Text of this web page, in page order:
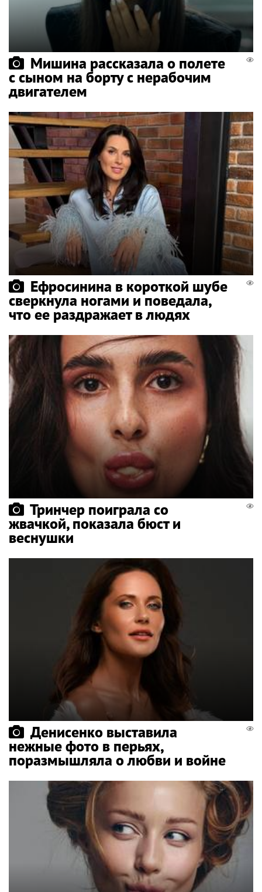
Мишина рассказала о полете
с сыном на борту с нерабочим
двигателем
Ефросинина в короткой шубе
сверкнула ногами и поведала,
что ее раздражает в людях
Тринчер поиграла со
жвачкой, показала бюст и
веснушки
Денисенко выставила
нежные фото в перьях,
поразмышляла о любви и войне